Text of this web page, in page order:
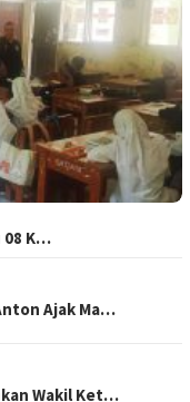
08 K…
Ajak Ma…
Wakil Ket…